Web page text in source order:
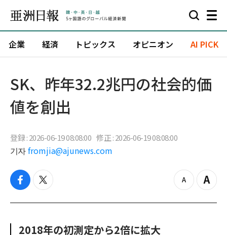
企業 経済 トピックス オピニオン AI PICK
SK、昨年32.2兆円の社会的価
値を創出
登録 : 2026-06-19 08:08:00 修正 : 2026-06-19 08:08:00
기자 fromjia@ajunews.com
f
c
o
t
i
e
z
o
Z
o
2018年の初測定から2倍に拡大